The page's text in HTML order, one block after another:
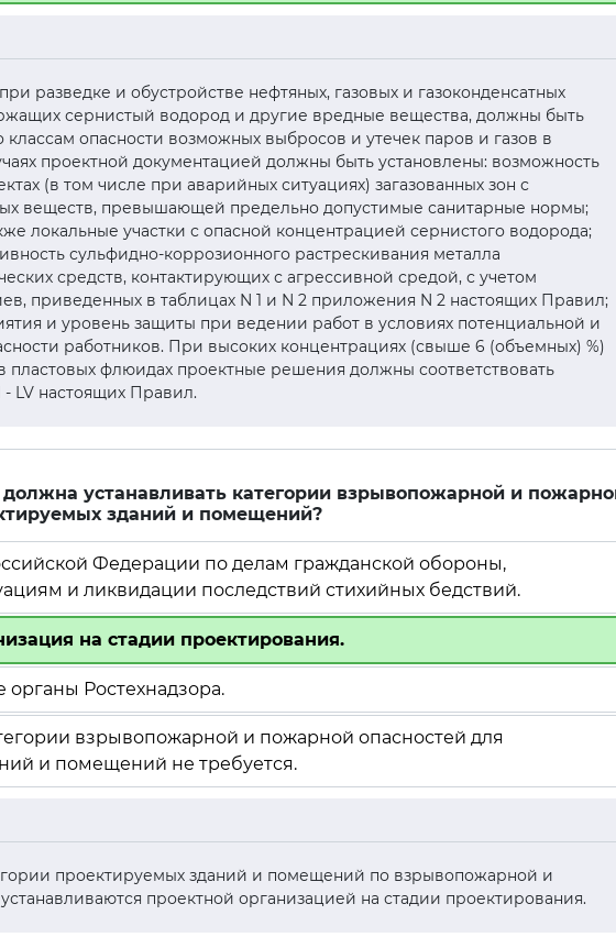
разведке и обустройстве нефтяных, газовых и газоконденсатных
сернистый водород и другие вредные вещества, должны быть
опасности возможных выбросов и утечек паров и газов в
проектной документацией должны быть установлены: возможность
(в том числе при аварийных ситуациях) загазованных зон с
веществ, превышающей предельно допустимые санитарные нормы;
локальные участки с опасной концентрацией сернистого водорода;
сульфидно-коррозионного растрескивания металла
средств, контактирующих с агрессивной средой, с учетом
приведенных в таблицах N 1 и N 2 приложения N 2 настоящих Правил;
и уровень защиты при ведении работ в условиях потенциальной и
работников. При высоких концентрациях (свыше 6 (объемных) %)
пластовых флюидах проектные решения должны соответствовать
- LV настоящих Правил.
должна устанавливать категории взрывопожарной и
зданий и помещений?
Федерации по делам гражданской обороны,
и ликвидации последствий стихийных бедствий.
на стадии проектирования.
Ростехнадзора.
взрывопожарной и пожарной опасностей для
и помещений не требуется.
проектируемых зданий и помещений по взрывопожарной и
проектной организацией на стадии проектирования.